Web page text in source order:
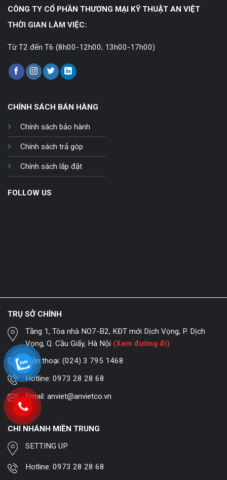
CÔNG TY CỔ PHẦN THƯƠNG MẠI KỸ THUẬT AN VIỆT
THỜI GIAN LÀM VIỆC:
Từ T2 đến T6 (8h00-12h00; 13h00-17h00)
CHÍNH SÁCH BÁN HÀNG
Chính sách bảo hành
Chính sách trả góp
Chính sách lắp đặt
FOLLOW US
TRỤ SỞ CHÍNH
Tầng 1, Tòa nhà NO7-B2, KĐT mới Dịch Vọng, P. Dịch
Vọng, Q. Cầu Giấy, Hà Nội (Xem đường đi)
Điện thoại:(024) 3 795 1468
Hotline:0973 28 28 68
Email:anviet@anvietco.vn
CHI NHÁNH MIỀN TRUNG
SETTING UP
Hotline:0973 28 28 68